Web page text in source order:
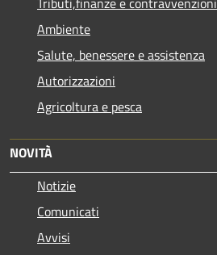
Ambiente
Salute, benessere e assistenza
Autorizzazioni
Agricoltura e pesca
NOVITÀ
Notizie
Comunicati
Avvisi